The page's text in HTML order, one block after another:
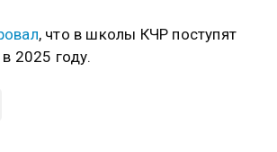
, что в школы КЧР поступят
2025 году.